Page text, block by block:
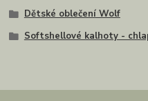
Dětské oblečení Wolf
Softshellové kalhoty -